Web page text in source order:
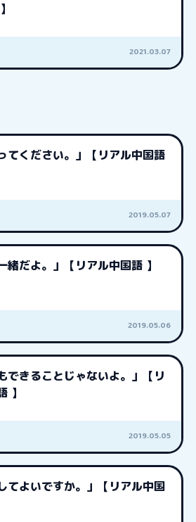
2021.03.07
てください。」【リアル中国語
2019.05.07
緒だよ。」【リアル中国語 】
2019.05.06
できることじゃないよ。」【リ
】
2019.05.05
てよいですか。」【リアル中国